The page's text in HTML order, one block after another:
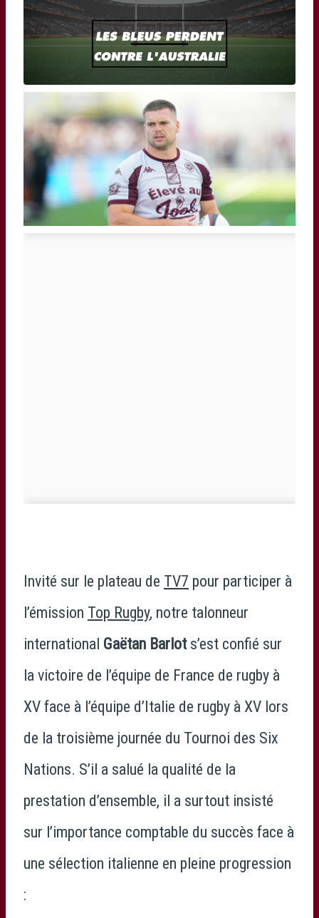
Invité sur le plateau de TV7 pour participer à
l’émission Top Rugby, notre talonneur
international Gaëtan Barlots’est confié sur
la victoire de l’équipe de France de rugby à
XV face à l’équipe d’Italie de rugby à XV lors
de la troisième journée du Tournoi des Six
Nations. S’il a salué la qualité de la
prestation d’ensemble, il a surtout insisté
sur l’importance comptable du succès face à
une sélection italienne en pleine progression
: